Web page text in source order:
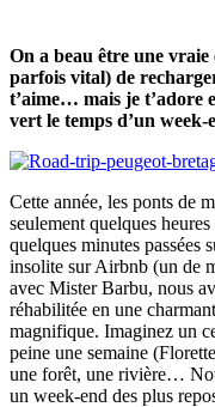
On a beau être une vraie
parfois vital) de
t’aime… mais je t’adore
vert le temps d’un week-
Cette année, les ponts de
seulement quelques
quelques minutes passées
insolite sur Airbnb (un de
avec Mister Barbu, nous
réhabilitée en une
magnifique. Imaginez un
peine une semaine
une forêt, une rivière…
un week-end des plus